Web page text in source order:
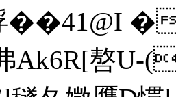
� �41@I
Ak6R[嗸U-